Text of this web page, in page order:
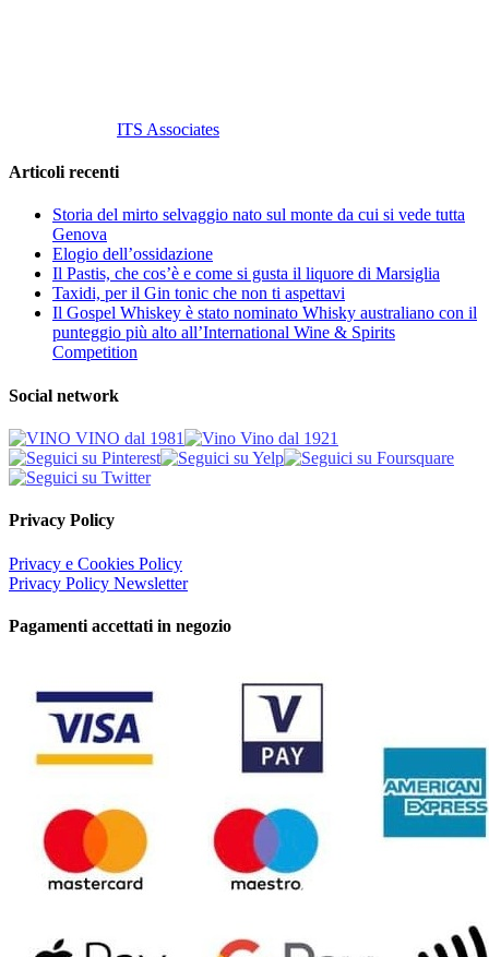
ITS Associates
Articoli recenti
Storia del mirto selvaggio nato sul monte da cui si vede tutta
Genova
Elogio dell’ossidazione
Il Pastis, che cos’è e come si gusta il liquore di Marsiglia
Taxidi, per il Gin tonic che non ti aspettavi
Il Gospel Whiskey è stato nominato Whisky australiano con il
punteggio più alto all’International Wine & Spirits
Competition
Social network
Privacy Policy
Privacy e Cookies Policy
Privacy Policy Newsletter
Pagamenti accettati in negozio